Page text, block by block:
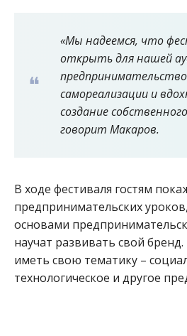
«Мы надеемся, что
открыть для нашей
самореализации и
создание
говорит Макаров.
В ходе фестиваля гостям
предпринимательских
основами
научат развивать свой
иметь свою тематику –
технологическое и другое